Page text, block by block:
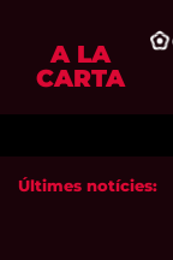
A LA
CARTA
Últimes notícies: